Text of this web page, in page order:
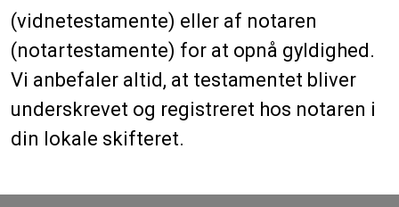
(vidnetestamente) eller af notaren
(notartestamente) for at opnå gyldighed.
Vi anbefaler altid, at testamentet bliver
underskrevet og registreret hos notaren i
din lokale skifteret.